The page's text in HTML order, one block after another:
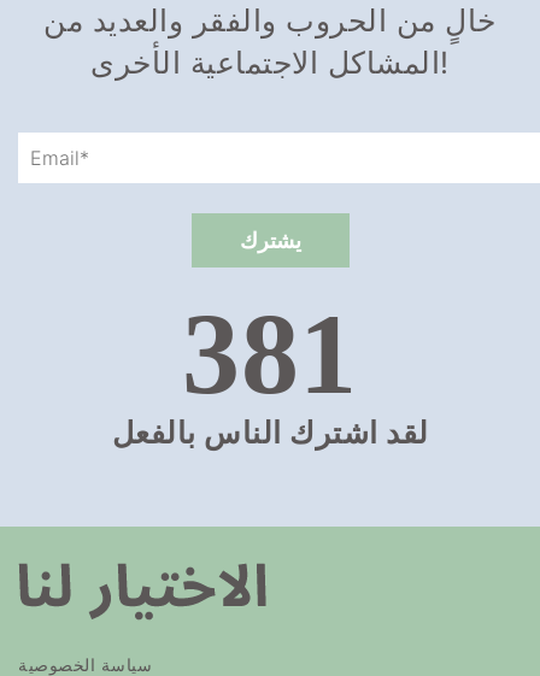
خالٍ من الحروب والفقر والعديد من
المشاكل الاجتماعية الأخرى!
381
لقد اشترك الناس بالفعل
سياسة الخصوصية